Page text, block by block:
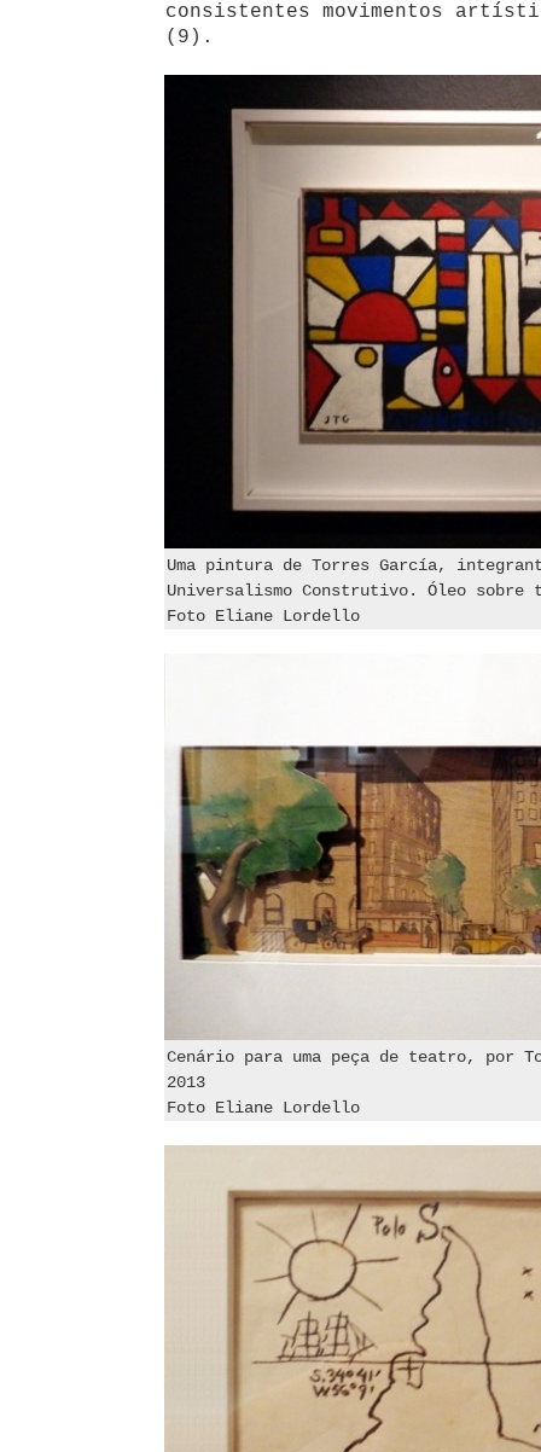
consistentes movimentos
(9).
Uma pintura de Torres García,
Universalismo Construtivo. Óleo sobre
Foto Eliane Lordello
Cenário para uma peça de teatro, por
2013
Foto Eliane Lordello